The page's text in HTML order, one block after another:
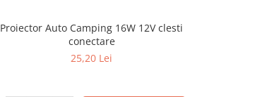
Proiector Auto Camping 16W 12V clesti
conectare
25,20 Lei